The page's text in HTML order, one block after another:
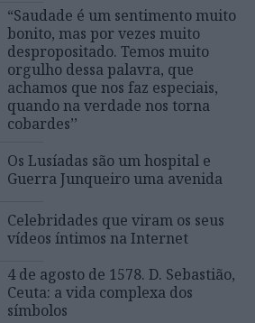
“Saudade é um sentimento muito
bonito, mas por vezes muito
despropositado. Temos muito
orgulho dessa palavra, que
achamos que nos faz especiais,
quando na verdade nos torna
cobardes’’
Os Lusíadas são um hospital e
Guerra Junqueiro uma avenida
Celebridades que viram os seus
vídeos íntimos na Internet
4 de agosto de 1578. D. Sebastião,
Ceuta: a vida complexa dos
símbolos